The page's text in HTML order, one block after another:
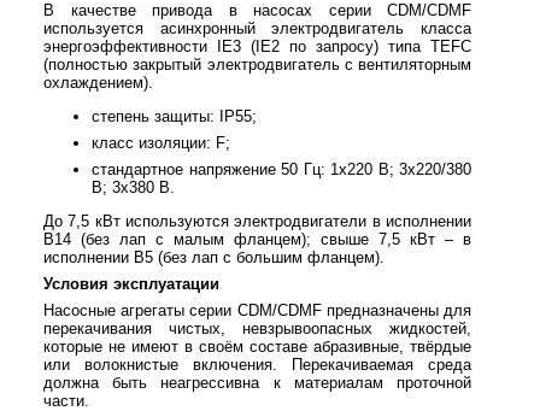
В качестве привода в насосах серии CDM/CDMF
используется асинхронный электродвигатель класса
энергоэффективности IE3 (IE2 по запросу) типа TEFC
(полностью закрытый электродвигатель с вентиляторным
охлаждением).
степень защиты: IP55;
класс изоляции: F;
стандартное напряжение 50 Гц: 1х220 В; 3x220/380
В; 3x380 В.
До 7,5 кВт используются электродвигатели в исполнении
B14 (без лап с малым фланцем); свыше 7,5 кВт – в
исполнении B5 (без лап с большим фланцем).
Условия эксплуатации
Насосные агрегаты серии CDM/CDMF предназначены для
перекачивания чистых, невзрывоопасных жидкостей,
которые не имеют в своём составе абразивные, твёрдые
или волокнистые включения. Перекачиваемая среда
должна быть неагрессивна к материалам проточной
части.